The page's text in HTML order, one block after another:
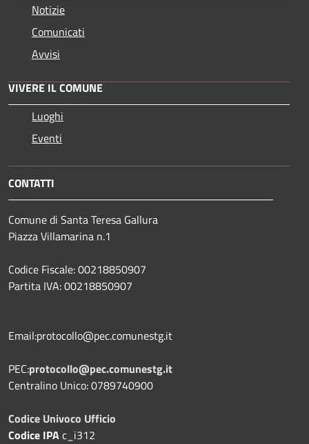
Notizie
Comunicati
Avvisi
VIVERE IL COMUNE
Luoghi
Eventi
CONTATTI
Comune di Santa Teresa Gallura
Piazza Villamarina n.1
Codice Fiscale: 00218850907
Partita IVA: 00218850907
Email:protocollo@pec.comunestg.it
PEC:protocollo@pec.comunestg.it
Centralino Unico: 0789740900
Codice Univoco Ufficio
Codice IPAc_i312